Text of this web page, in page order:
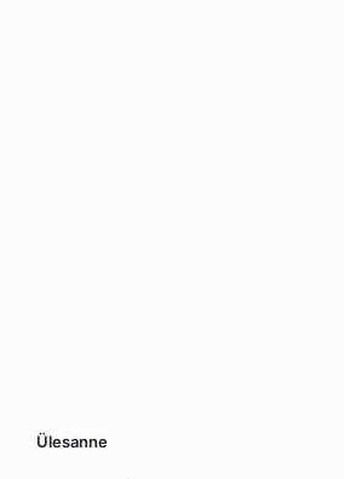
Ülesanne